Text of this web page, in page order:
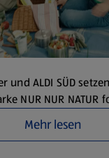
und ALDI SÜD
NUR NUR NATUR
Mehr lesen